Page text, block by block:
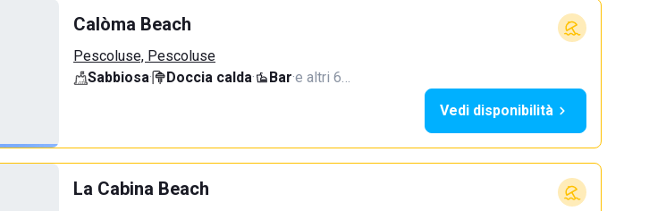
Calòma Beach
Pescoluse, Pescoluse
Sabbiosa· Doccia calda· Bar·e altri 6…
Vedi disponibilità
La Cabina Beach